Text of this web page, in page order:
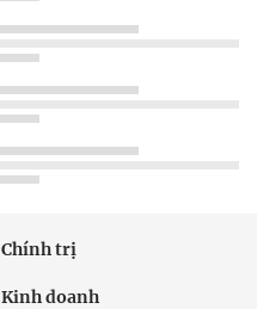
Chính trị
Kinh doanh